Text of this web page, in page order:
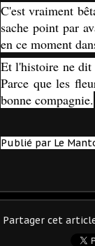
C'est vraiment
sache point par
en ce moment
Et l'histoire ne dit
Parce que les
bonne compagnie.
Publié par Le
Partager cet